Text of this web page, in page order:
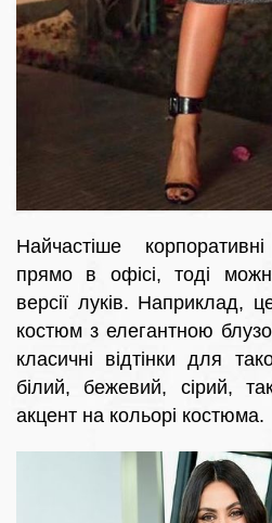
Найчастіше
прямо в офісі, тоді
версії луків. Наприклад,
костюм з елегантною
класичні відтінки для
білий, бежевий, сірий,
акцент на кольорі костюма.